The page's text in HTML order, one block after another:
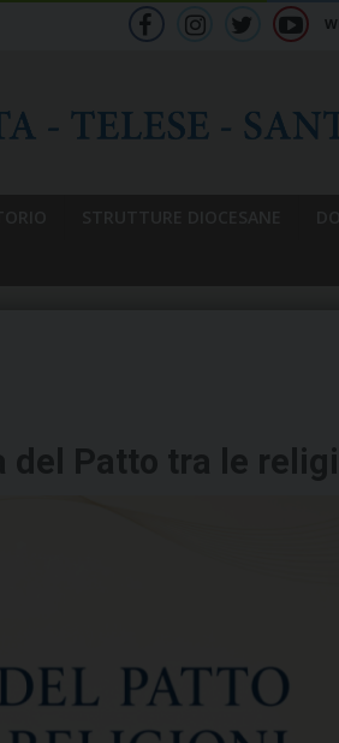
Patto tra le